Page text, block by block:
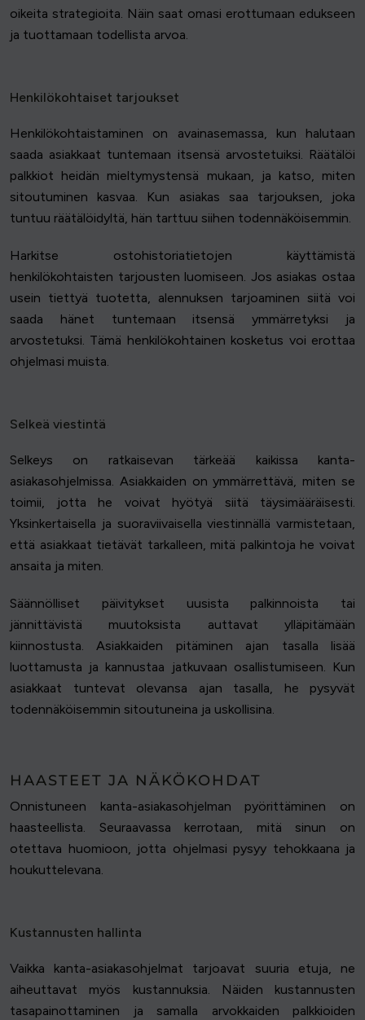
oikeita strategioita. Näin saat omasi erottumaan edukseen
ja tuottamaan todellista arvoa.
Henkilökohtaiset tarjoukset
Henkilökohtaistaminen on avainasemassa, kun halutaan
saada asiakkaat tuntemaan itsensä arvostetuiksi. Räätälöi
palkkiot heidän mieltymystensä mukaan, ja katso, miten
sitoutuminen kasvaa. Kun asiakas saa tarjouksen, joka
tuntuu räätälöidyltä, hän tarttuu siihen todennäköisemmin.
Harkitse ostohistoriatietojen käyttämistä
henkilökohtaisten tarjousten luomiseen. Jos asiakas ostaa
usein tiettyä tuotetta, alennuksen tarjoaminen siitä voi
saada hänet tuntemaan itsensä ymmärretyksi ja
arvostetuksi. Tämä henkilökohtainen kosketus voi erottaa
ohjelmasi muista.
Selkeä viestintä
Selkeys on ratkaisevan tärkeää kaikissa kanta-
asiakasohjelmissa. Asiakkaiden on ymmärrettävä, miten se
toimii, jotta he voivat hyötyä siitä täysimääräisesti.
Yksinkertaisella ja suoraviivaisella viestinnällä varmistetaan,
että asiakkaat tietävät tarkalleen, mitä palkintoja he voivat
ansaita ja miten.
Säännölliset päivitykset uusista palkinnoista tai
jännittävistä muutoksista auttavat ylläpitämään
kiinnostusta. Asiakkaiden pitäminen ajan tasalla lisää
luottamusta ja kannustaa jatkuvaan osallistumiseen. Kun
asiakkaat tuntevat olevansa ajan tasalla, he pysyvät
todennäköisemmin sitoutuneina ja uskollisina.
HAASTEET JA NÄKÖKOHDAT
Onnistuneen kanta-asiakasohjelman pyörittäminen on
haasteellista. Seuraavassa kerrotaan, mitä sinun on
otettava huomioon, jotta ohjelmasi pysyy tehokkaana ja
houkuttelevana.
Kustannusten hallinta
Vaikka kanta-asiakasohjelmat tarjoavat suuria etuja, ne
aiheuttavat myös kustannuksia. Näiden kustannusten
tasapainottaminen ja samalla arvokkaiden palkkioiden